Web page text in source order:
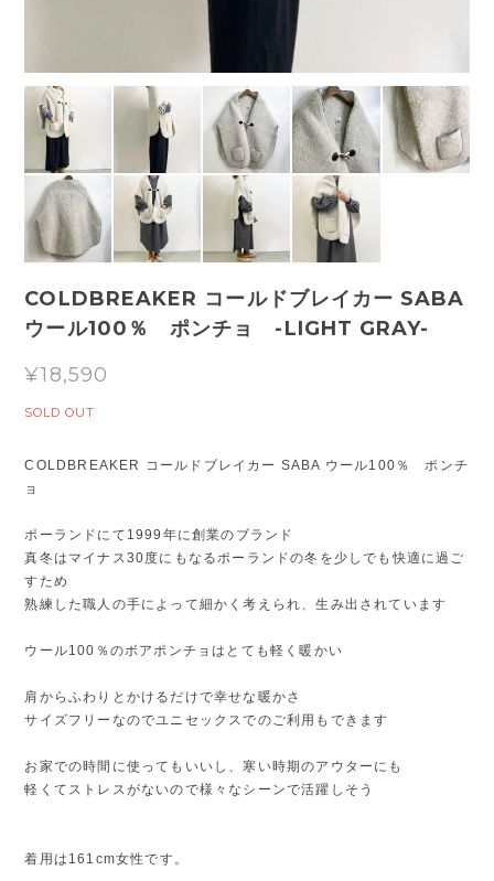
COLDBREAKER コールドブレイカー SABA
ウール100％ ポンチョ -LIGHT GRAY-
¥18,590
SOLD OUT
COLDBREAKER コールドブレイカー SABA ウール100％ ポンチ
ョ
ポーランドにて1999年に創業のブランド
真冬はマイナス30度にもなるポーランドの冬を少しでも快適に過ご
すため
熟練した職人の手によって細かく考えられ、生み出されています
ウール100％のボアポンチョはとても軽く暖かい
肩からふわりとかけるだけで幸せな暖かさ
サイズフリーなのでユニセックスでのご利用もできます
お家での時間に使ってもいいし、寒い時期のアウターにも
軽くてストレスがないので様々なシーンで活躍しそう
着用は161cm女性です。